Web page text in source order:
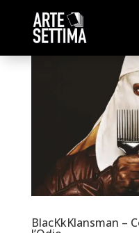
BlacKkKlansman –